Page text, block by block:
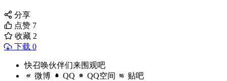
分享
点赞 7
收藏 2
下载 0
快召唤伙伴们来围观吧
微博 QQ QQ空间 贴吧